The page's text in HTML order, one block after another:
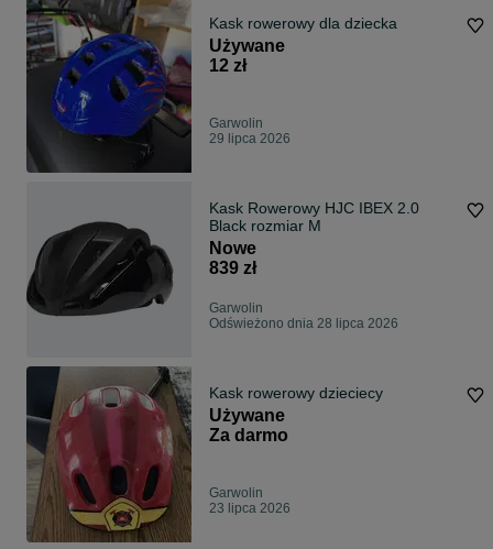
Kask rowerowy dla dziecka
Używane
12 zł
Garwolin
29 lipca 2026
Kask Rowerowy HJC IBEX 2.0
Black rozmiar M
Nowe
839 zł
Garwolin
Odświeżono dnia 28 lipca 2026
Kask rowerowy dzieciecy
Używane
Za darmo
Garwolin
23 lipca 2026